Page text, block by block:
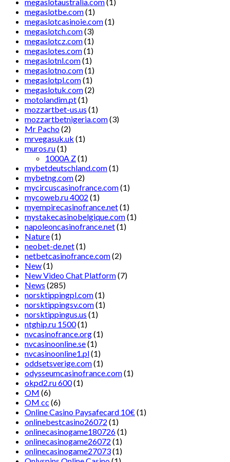
megaslotbe.com(1)
megaslotcasinoie.com(1)
megaslotch.com(3)
megaslotcz.com(1)
megaslotes.com(1)
megaslotnl.com(1)
megaslotno.com(1)
megaslotpl.com(1)
megaslotuk.com(2)
motolandim.pt(1)
mozzartbet-us.us (1)
mozzartbetnigeria.com(3)
Mr Pacho(2)
mrvegasuk.uk (1)
muros.ru(1)
1000A Z(1)
mybetdeutschland.com(1)
mybetng.com(2)
mycircuscasinofrance.com(1)
mycoweb.ru 4002 (1)
myempirecasinofrance.net(1)
mystakecasinobelgique.com(1)
napoleoncasinofrance.net(1)
Nature(1)
neobet-de.net(1)
netbetcasinofrance.com(2)
New(1)
New Video Chat Platform(7)
News (285)
norsktippingpl.com(1)
norsktippingsv.com(1)
norsktippingus.us (1)
ntghip.ru 1500(1)
nvcasinofrance.org(1)
nvcasinoonline.se(1)
nvcasinoonline1.pl(1)
oddsetsverige.com(1)
odysseumcasinofrance.com(1)
okpd2.ru 600(1)
OM (6)
OM cc (6)
Online Casino Paysafecard 10€(1)
onlinebestcasino26072 (1)
onlinecasinogame180726(1)
onlinecasinogame26072 (1)
onlinecasinogame27073(1)